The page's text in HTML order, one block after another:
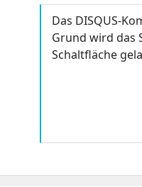
Das DISQUS-
Grund wird das
Schaltfläche